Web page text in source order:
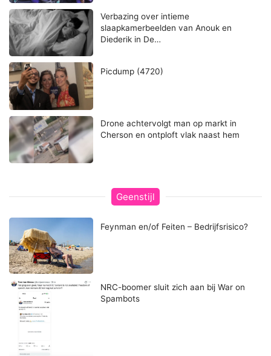
Verbazing over intieme
slaapkamerbeelden van Anouk en
Diederik in De…
Picdump (4720)
Drone achtervolgt man op markt in
Cherson en ontploft vlak naast hem
Geenstijl
Feynman en/of Feiten – Bedrijfsrisico?
NRC-boomer sluit zich aan bij War on
Spambots